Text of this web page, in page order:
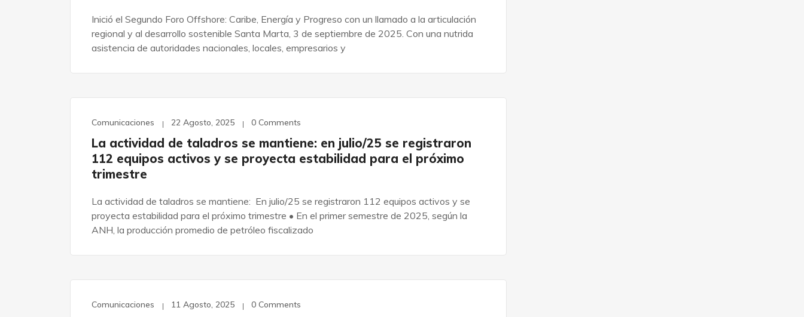
Inició el Segundo Foro Offshore: Caribe, Energía y Progreso con un llamado a la articulación
regional y al desarrollo sostenible Santa Marta, 3 de septiembre de 2025. Con una nutrida
asistencia de autoridades nacionales, locales, empresarios y
Comunicaciones 22 Agosto, 2025 0 Comments
La actividad de taladros se mantiene: en julio/25 se registraron
112 equipos activos y se proyecta estabilidad para el próximo
trimestre
La actividad de taladros se mantiene: En julio/25 se registraron 112 equipos activos y se
proyecta estabilidad para el próximo trimestre • En el primer semestre de 2025, según la
ANH, la producción promedio de petróleo fiscalizado
Comunicaciones 11 Agosto, 2025 0 Comments